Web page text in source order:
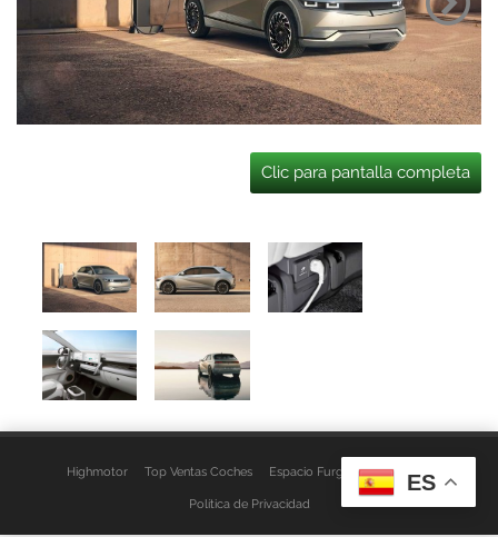
Clic para pantalla completa
Highmotor Top Ventas Coches Espacio Furgo Aviso Legal
Política de Privacidad
ES